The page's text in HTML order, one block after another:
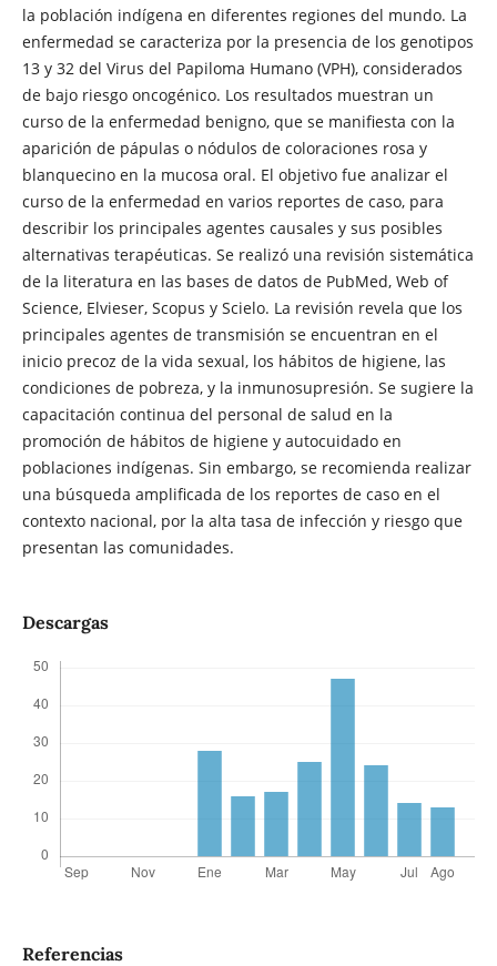
la población indígena en diferentes regiones del mundo. La
enfermedad se caracteriza por la presencia de los genotipos
13 y 32 del Virus del Papiloma Humano (VPH), considerados
de bajo riesgo oncogénico. Los resultados muestran un
curso de la enfermedad benigno, que se manifiesta con la
aparición de pápulas o nódulos de coloraciones rosa y
blanquecino en la mucosa oral. El objetivo fue analizar el
curso de la enfermedad en varios reportes de caso, para
describir los principales agentes causales y sus posibles
alternativas terapéuticas. Se realizó una revisión sistemática
de la literatura en las bases de datos de PubMed, Web of
Science, Elvieser, Scopus y Scielo. La revisión revela que los
principales agentes de transmisión se encuentran en el
inicio precoz de la vida sexual, los hábitos de higiene, las
condiciones de pobreza, y la inmunosupresión. Se sugiere la
capacitación continua del personal de salud en la
promoción de hábitos de higiene y autocuidado en
poblaciones indígenas. Sin embargo, se recomienda realizar
una búsqueda amplificada de los reportes de caso en el
contexto nacional, por la alta tasa de infección y riesgo que
presentan las comunidades.
Descargas
Referencias